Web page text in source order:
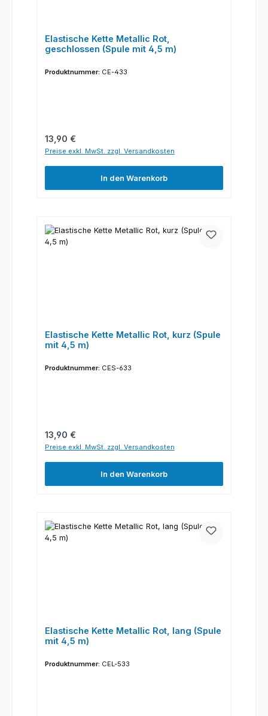
Elastische Kette Metallic Rot,
geschlossen (Spule mit 4,5 m)
Produktnummer: CE-433
Regulärer Preis:
13,90 €
Preise exkl. MwSt. zzgl. Versandkosten
In den Warenkorb
Elastische Kette Metallic Rot, kurz (Spule
mit 4,5 m)
Produktnummer: CES-633
Regulärer Preis:
13,90 €
Preise exkl. MwSt. zzgl. Versandkosten
In den Warenkorb
Elastische Kette Metallic Rot, lang (Spule
mit 4,5 m)
Produktnummer: CEL-533